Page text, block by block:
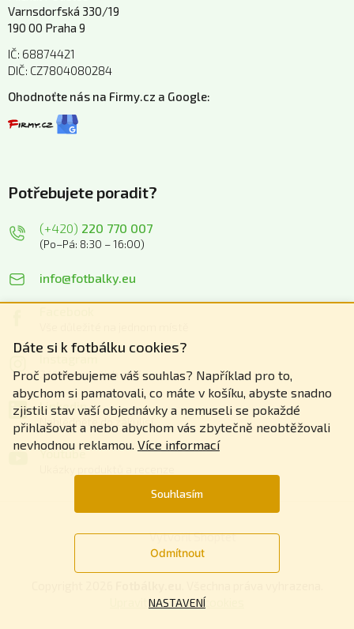
Dáte si k fotbálku cookies?
Proč potřebujeme váš souhlas? Například pro to,
abychom si pamatovali, co máte v košíku, abyste snadno
zjistili stav vaší objednávky a nemuseli se pokaždé
přihlašovat a nebo abychom vás zbytečně neobtěžovali
nevhodnou reklamou. Více informací
Souhlasím
NASTAVENÍ
Odmítnout
Varnsdorfská 330/19
190 00 Praha 9
IČ: 68874421
DIČ: CZ7804080284
Ohodnoťte nás na Firmy.cz a Google:
Potřebujete poradit?
(+420) 220 770 007
(Po–Pá: 8:30 – 16:00)
info@fotbalky.eu
Zážitky z našich akcí
Linkedin
Nahlédněte do zákulisí
Youtube
Vytvořil Shoptet
Upravit nastavení cookies